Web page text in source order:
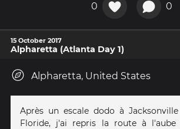
0 0
15 October 2017
Alpharetta (Atlanta Day 1)
Alpharetta, United States
Après un escale dodo à
Floride, j'ai repris la route à